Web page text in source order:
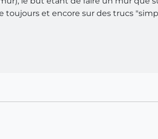
toujours et encore sur des trucs